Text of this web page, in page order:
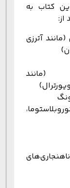
کتاب به
آترزی
(مانند